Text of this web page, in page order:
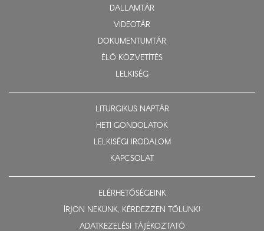
DALLAMTÁR
VIDEOTÁR
DOKUMENTUMTÁR
ÉLŐ KÖZVETÍTÉS
LELKISÉG
LITURGIKUS NAPTÁR
HETI GONDOLATOK
LELKISÉGI IRODALOM
KAPCSOLAT
ELÉRHETŐSÉGEINK
ÍRJON NEKÜNK, KÉRDEZZEN TŐLÜNK!
ADATKEZELÉSI TÁJÉKOZTATÓ